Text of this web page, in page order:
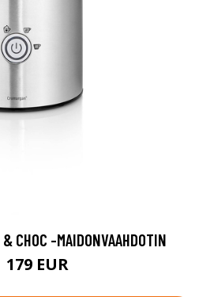
CHOC -MAIDONVAAHDOTIN
179 EUR